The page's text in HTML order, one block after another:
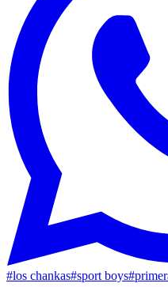
#los chankas#sport boys#